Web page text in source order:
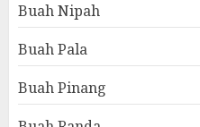
Buah Nipah
Buah Pala
Buah Pinang